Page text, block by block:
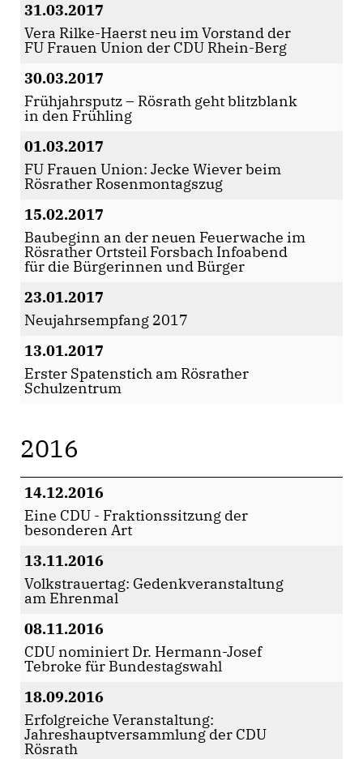
31.03.2017
Vera Rilke-Haerst neu im Vorstand der
FU Frauen Union der CDU Rhein-Berg
30.03.2017
Frühjahrsputz – Rösrath geht blitzblank
in den Frühling
01.03.2017
FU Frauen Union: Jecke Wiever beim
Rösrather Rosenmontagszug
15.02.2017
Baubeginn an der neuen Feuerwache im
Rösrather Ortsteil Forsbach Infoabend
für die Bürgerinnen und Bürger
23.01.2017
Neujahrsempfang 2017
13.01.2017
Erster Spatenstich am Rösrather
Schulzentrum
2016
14.12.2016
Eine CDU - Fraktionssitzung der
besonderen Art
13.11.2016
Volkstrauertag: Gedenkveranstaltung
am Ehrenmal
08.11.2016
CDU nominiert Dr. Hermann-Josef
Tebroke für Bundestagswahl
18.09.2016
Erfolgreiche Veranstaltung:
Jahreshauptversammlung der CDU
Rösrath